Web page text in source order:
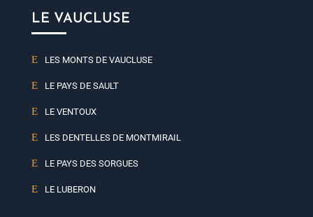
LE VAUCLUSE
LES MONTS DE VAUCLUSE
LE PAYS DE SAULT
LE VENTOUX
LES DENTELLES DE MONTMIRAIL
LE PAYS DES SORGUES
LE LUBERON